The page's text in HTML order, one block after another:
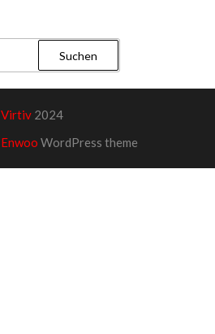
Virtiv 2024
Enwoo WordPress theme